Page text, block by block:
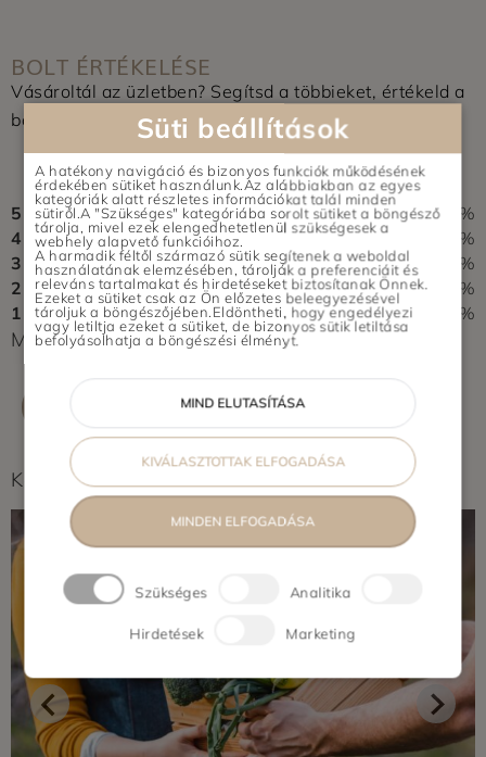
BOLT ÉRTÉKELÉSE
Vásároltál az üzletben? Segítsd a többieket, értékeld a
boltot és írj pár soros véleményt.
0,0
0 vélemény alapján
5
0%
4
0%
3
0%
2
0%
1
0%
Még nem érkezett értékelés. Légy Te az első!
ÉRTÉKELÉS ÍRÁSA
Képek feltöltés alatt...
Süti beállítások
A hatékony navigáció és bizonyos funkciók működésének
érdekében sütiket használunk.Az alábbiakban az egyes
kategóriák alatt részletes információkat talál minden
sütiről.A "Szükséges" kategóriába sorolt sütiket a böngésző
tárolja, mivel ezek elengedhetetlenül szükségesek a
webhely alapvető funkcióihoz.
A harmadik féltől származó sütik segítenek a weboldal
használatának elemzésében, tárolják a preferenciáit és
releváns tartalmakat és hirdetéseket biztosítanak Önnek.
Ezeket a sütiket csak az Ön előzetes beleegyezésével
tároljuk a böngészőjében.Eldöntheti, hogy engedélyezi
vagy letiltja ezeket a sütiket, de bizonyos sütik letiltása
befolyásolhatja a böngészési élményt.
MIND ELUTASÍTÁSA
KIVÁLASZTOTTAK ELFOGADÁSA
MINDEN ELFOGADÁSA
Szükséges Analitika
Hirdetések Marketing